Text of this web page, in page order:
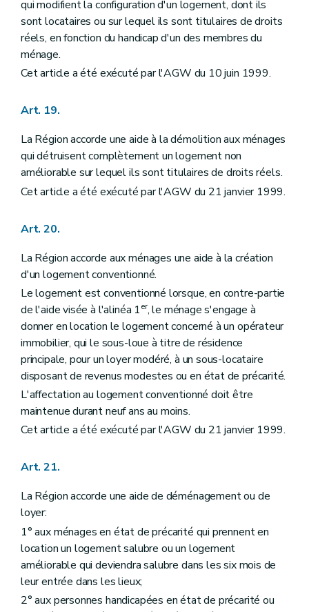
qui modifient la configuration d'un logement, dont ils
sont locataires ou sur lequel ils sont titulaires de droits
réels, en fonction du handicap d'un des membres du
ménage.
Cet article a été exécuté par l'AGW du 10 juin 1999.
Art. 19.
La Région accorde une aide à la démolition aux ménages
qui détruisent complètement un logement non
améliorable sur lequel ils sont titulaires de droits réels.
Cet article a été exécuté par l'AGW du 21 janvier 1999.
Art. 20.
La Région accorde aux ménages une aide à la création
d'un logement conventionné.
Le logement est conventionné lorsque, en contre-partie
de l'aide visée à l'alinéa 1er, le ménage s'engage à
donner en location le logement concerné à un opérateur
immobilier, qui le sous-loue à titre de résidence
principale, pour un loyer modéré, à un sous-locataire
disposant de revenus modestes ou en état de précarité.
L'affectation au logement conventionné doit être
maintenue durant neuf ans au moins.
Cet article a été exécuté par l'AGW du 21 janvier 1999.
Art. 21.
La Région accorde une aide de déménagement ou de
loyer:
1° aux ménages en état de précarité qui prennent en
location un logement salubre ou un logement
améliorable qui deviendra salubre dans les six mois de
leur entrée dans les lieux;
2° aux personnes handicapées en état de précarité ou